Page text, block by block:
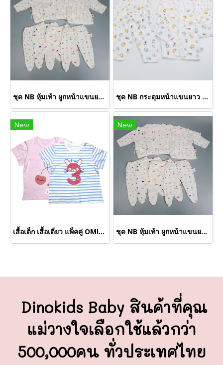
ชุด NB หุ้มเท้า ผูกหน้าแขนยาว S (ขายส่งเริ่มต้น 100 ชุด) ชุด NB กระดุมหน้าแขนยาว (ขายส่งเริ่มต้น 100 ชุด)
New
เสื้อเด็ก เสื้อเดี่ยว แพ็คคู่ OMIDO (ขายส่งเริ่มต้น 100 ตัว )
New
ชุด NB หุ้มเท้า ผูกหน้าแขนยาว M (ขายส่งเริ่มต้น 100 ชุด )
Dinokids Baby สินค้าที่คุณ
แม่วางใจเลือกใช้แล้วกว่า
500,000คน ทั่วประเทศไทย